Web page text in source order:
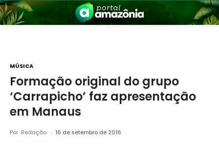
MÚSICA
Formação original do grupo
‘Carrapicho’ faz apresentação
em Manaus
Por Redação 16 de setembro de 2016